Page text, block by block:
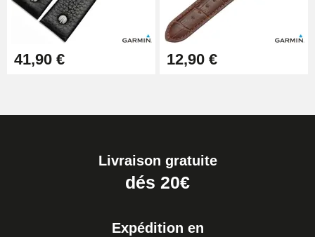
41,90 € 12,90 €
Livraison gratuite
dés 20€
Expédition en